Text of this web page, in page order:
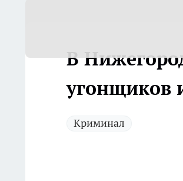
В
угонщиков
Криминал